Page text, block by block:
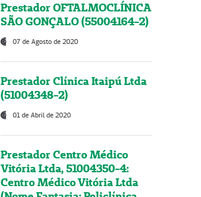
Prestador OFTALMOCLÍNICA
SÃO GONÇALO (55004164-2)
07 de Agosto de 2020
Prestador Clínica Itaipú Ltda
(51004348-2)
01 de Abril de 2020
Prestador Centro Médico
Vitória Ltda, 51004350-4:
Centro Médico Vitória Ltda